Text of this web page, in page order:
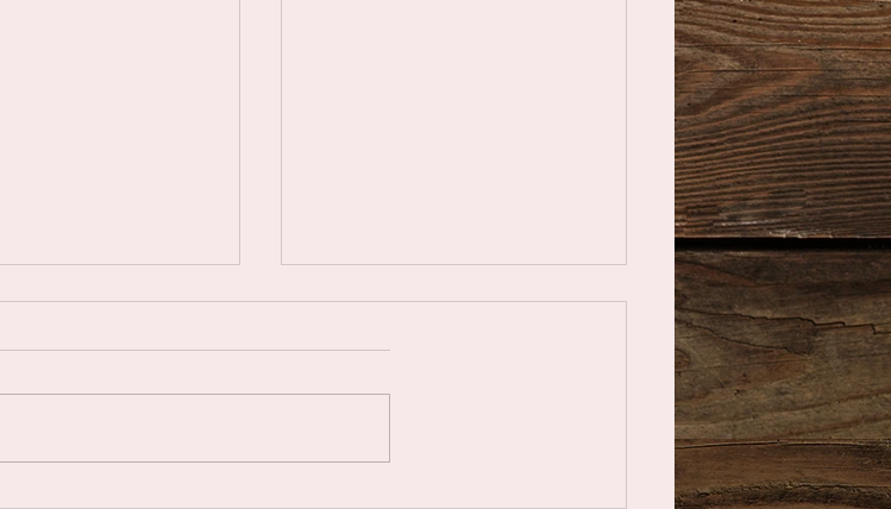
Les vertus des encens